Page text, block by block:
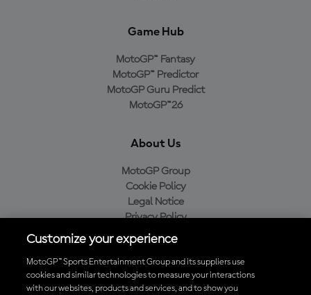
Game Hub
MotoGP™ Fantasy
MotoGP™ Predictor
MotoGP Guru Predict
MotoGP™26
About Us
MotoGP Group
Cookie Policy
Legal Notice
Privacy Policy
Purchase Policy
Baixe o aplicativo oficial da MotoGP™
Customize your experience
MotoGP™ Sports Entertainment Group and its suppliers use
cookies and similar technologies to measure your interactions
with our websites, products and services, and to show you